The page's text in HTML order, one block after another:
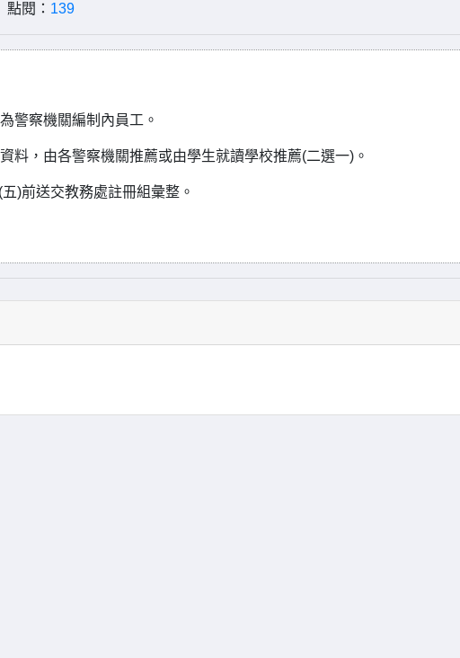
閱： 139
警察機關編制內員工。
料，由各警察機關推薦或由學生就讀學校推薦(二選一)。
)前送交教務處註冊組彙整。